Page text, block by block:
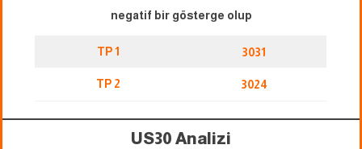
negatif bir gösterge olup
TP 1 3031
TP 2 3024
US30 Analizi